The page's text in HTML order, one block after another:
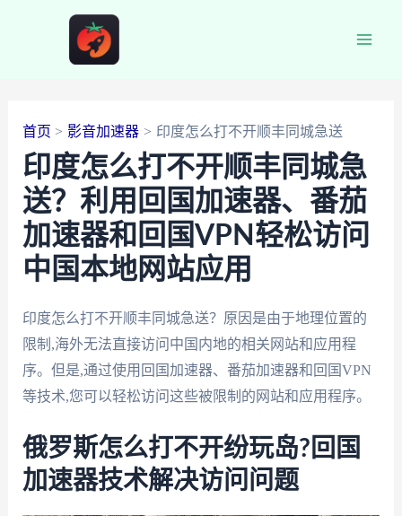
首页 影音加速器 印度怎么打不开顺丰同城急送
印度怎么打不开顺丰同城急
送？利用回国加速器、番茄
加速器和回国VPN轻松访问
中国本地网站应用
印度怎么打不开顺丰同城急送？原因是由于地理位置的
限制,海外无法直接访问中国内地的相关网站和应用程
序。但是,通过使用回国加速器、番茄加速器和回国VPN
等技术,您可以轻松访问这些被限制的网站和应用程序。
俄罗斯怎么打不开纷玩岛?回国
加速器技术解决访问问题